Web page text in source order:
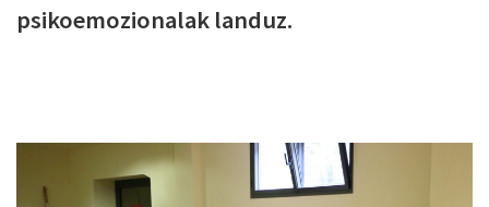
psikoemozionalak landuz.